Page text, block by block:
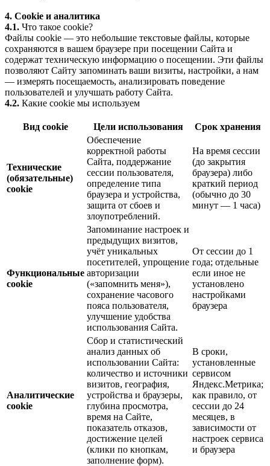
4. Cookie и аналитика
4.1. Что такое cookie?
Файлы cookie — это небольшие текстовые файлы, которые
сохраняются в вашем браузере при посещении Сайта и
содержат техническую информацию о посещении. Эти файлы
позволяют Сайту запоминать ваши визиты, настройки, а нам
— измерять посещаемость, анализировать поведение
пользователей и улучшать работу Сайта.
4.2. Какие cookie мы используем
Вид cookie Цели использования Срок хранения
Технические
(обязательные)
cookie
Обеспечение
корректной работы
Сайта, поддержание
сессии пользователя,
определение типа
браузера и устройства,
защита от сбоев и
злоупотреблений.
На время сессии
(до закрытия
браузера) либо
краткий период
(обычно до 30
минут — 1 часа)
Функциональные
cookie
Запоминание настроек и
предыдущих визитов,
учёт уникальных
посетителей, упрощение
авторизации
(«запомнить меня»),
сохранение часового
пояса пользователя,
улучшение удобства
использования Сайта.
От сессии до 1
года; отдельные
если иное не
установлено
настройками
браузера
Аналитические
cookie
Сбор и статистический
анализ данных об
использовании Сайта:
количество и источники
визитов, география,
устройства и браузеры,
глубина просмотра,
время на Сайте,
показатель отказов,
достижение целей
(клики по кнопкам,
заполнение форм).
В сроки,
установленные
сервисом
Яндекс.Метрика;
как правило, от
сессии до 24
месяцев, в
зависимости от
настроек сервиса
и браузера